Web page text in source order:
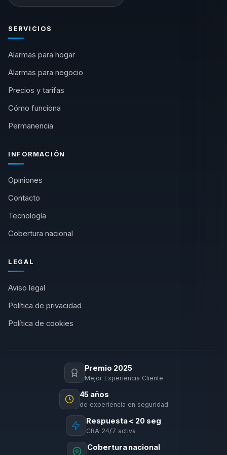
SERVICIOS
Alarmas para hogar
Alarmas para negocio
Precios y tarifas
Cómo funciona
Permanencia
INFORMACIÓN
Opiniones
Contacto
Tecnología
Cobertura nacional
LEGAL
Aviso legal
Política de privacidad
Política de cookies
Premio 2025
Mejor Experiencia Cliente
45 años
de experiencia en seguridad
Respuesta < 20 seg
CRA 24/7 activa
Cobertura nacional